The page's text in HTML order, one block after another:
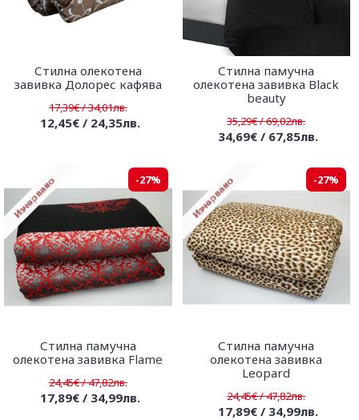
Стилна олекотена
завивка Долорес кафява
17,39€ / 34,01лв.
12,45€ / 24,35лв.
Стилна памучна
олекотена завивка Black
beauty
35,29€ / 69,02лв.
34,69€ / 67,85лв.
-27%
Стилна памучна
олекотена завивка Flame
24,45€ / 47,82лв.
17,89€ / 34,99лв.
-27%
Стилна памучна
олекотена завивка
Leopard
24,45€ / 47,82лв.
17,89€ / 34,99лв.